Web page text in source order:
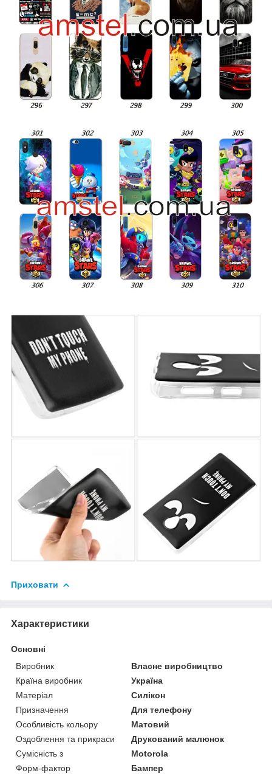
Приховати
Характеристики
Основні
Виробник
Власне виробництво
Країна виробник
Україна
Матеріал
Силікон
Призначення
Для телефону
Особливість кольору
Матовий
Оздоблення та прикраси
Друкований малюнок
Сумісність з
Motorola
Форм-фактор
Бампер